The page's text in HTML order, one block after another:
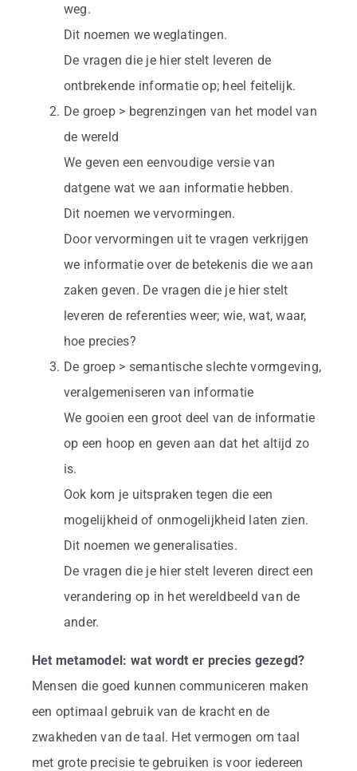
weg.
Dit noemen we weglatingen.
De vragen die je hier stelt leveren de
ontbrekende informatie op; heel feitelijk.
De groep > begrenzingen van het model van
de wereld
We geven een eenvoudige versie van
datgene wat we aan informatie hebben.
Dit noemen we vervormingen.
Door vervormingen uit te vragen verkrijgen
we informatie over de betekenis die we aan
zaken geven. De vragen die je hier stelt
leveren de referenties weer; wie, wat, waar,
hoe precies?
De groep > semantische slechte vormgeving,
veralgemeniseren van informatie
We gooien een groot deel van de informatie
op een hoop en geven aan dat het altijd zo
is.
Ook kom je uitspraken tegen die een
mogelijkheid of onmogelijkheid laten zien.
Dit noemen we generalisaties.
De vragen die je hier stelt leveren direct een
verandering op in het wereldbeeld van de
ander.
Het metamodel: wat wordt er precies gezegd?
Mensen die goed kunnen communiceren maken
een optimaal gebruik van de kracht en de
zwakheden van de taal. Het vermogen om taal
met grote precisie te gebruiken is voor iedereen